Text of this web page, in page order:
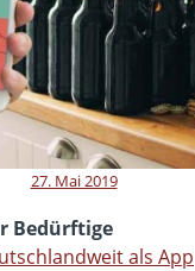
27. Mai 2019
Bedürftige
als App